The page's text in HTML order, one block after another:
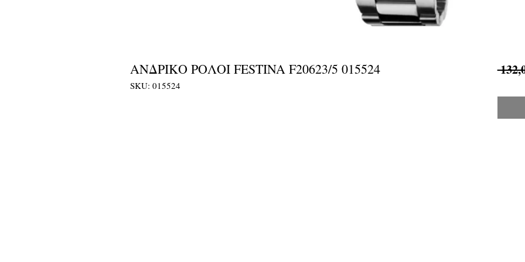
ΑΝΔΡΙΚΟ ΡΟΛΟΙ FESTINA F20623/5 015524
SKU: 015524